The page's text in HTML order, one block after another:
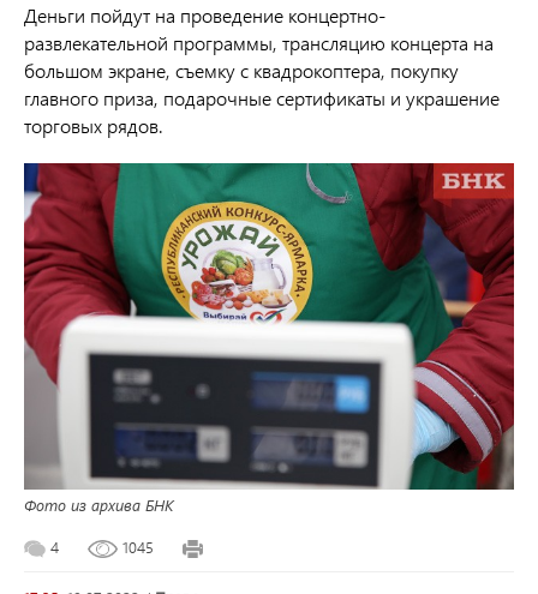
Деньги пойдут на проведение концертно-
развлекательной программы, трансляцию концерта на
большом экране, съемку с квадрокоптера, покупку
главного приза, подарочные сертификаты и украшение
торговых рядов.
Фото из архива БНК
4 1045